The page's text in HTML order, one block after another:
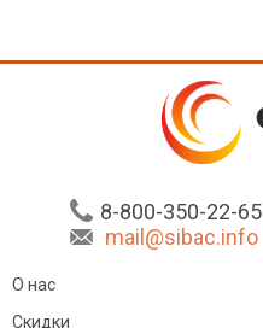
8-800-350-22-65
mail@sibac.info
О нас
Скидки